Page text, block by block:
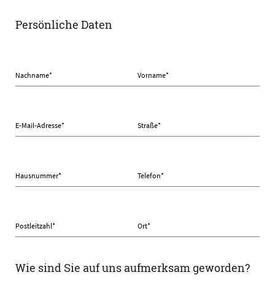
Persönliche Daten
Nachname* Vorname*
E-Mail-Adresse* Straße*
Hausnummer* Telefon*
Postleitzahl* Ort*
Wie sind Sie auf uns aufmerksam geworden?